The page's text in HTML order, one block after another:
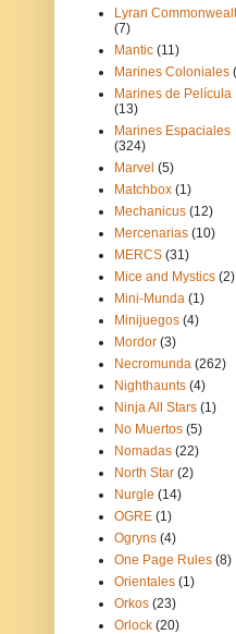
Lyran
(7)
Mantic (11)
Marines Coloniales
Marines de Película
(13)
Marines Espaciales
(324)
Marvel (5)
Matchbox (1)
Mechanicus (12)
Mercenarias (10)
MERCS (31)
Mice and Mystics (2)
Mini-Munda (1)
Minijuegos (4)
Mordor (3)
Necromunda (262)
Nighthaunts (4)
Ninja All Stars (1)
No Muertos (5)
Nomadas (22)
North Star (2)
Nurgle (14)
OGRE (1)
Ogryns (4)
One Page Rules (8)
Orientales (1)
Orkos (23)
Orlock (20)